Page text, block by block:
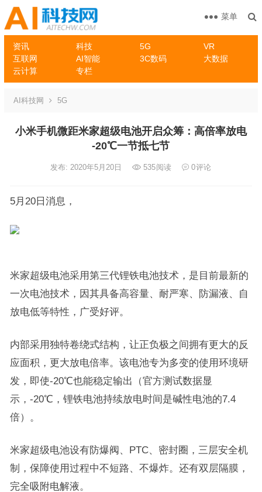
资讯 科技 5G
VR
互联网
AI智能 3C数码
大数据
云计算
专栏
菜单
AI科技网 5G
小米手机微距米家超级电池开启众筹：高倍率放电
-20℃一节抵七节
发布: 2020年5月20日 535阅读 0评论
5月20日消息，
米家超级电池采用第三代锂铁电池技术，是目前最新的
一次电池技术，因其具备高容量、耐严寒、防漏液、自
放电低等特性，广受好评。
内部采用独特卷绕式结构，让正负极之间拥有更大的反
应面积，更大放电倍率。该电池专为多变的使用环境研
发，即使-20℃也能稳定输出（官方测试数据显
示，-20℃，锂铁电池持续放电时间是碱性电池的7.4
倍）。
米家超级电池设有防爆阀、PTC、密封圈，三层安全机
制，保障使用过程中不短路、不爆炸。还有双层隔膜，
完全吸附电解液。